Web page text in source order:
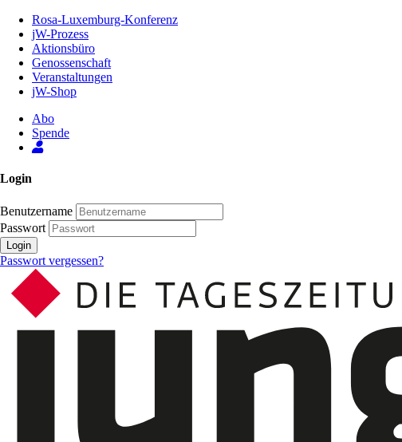
Inhalt
Seite
Rosa-Luxemburg-Konferenz
jW-Prozess
Aktionsbüro
Genossenschaft
Veranstaltungen
jW-Shop
Abo
Spende
Login
Benutzername
Passwort
Login
Passwort vergessen?